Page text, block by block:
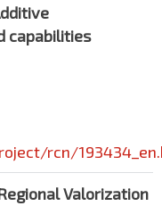
capabilities
rcn/
Valorization